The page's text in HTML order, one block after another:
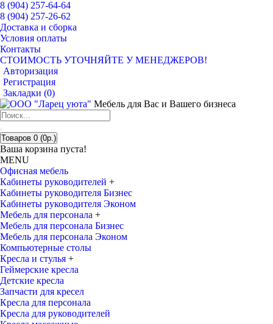
8 (904) 257-64-64
8 (904) 257-26-62
Доставка и сборка
Условия оплаты
Контакты
СТОИМОСТЬ УТОЧНЯЙТЕ У МЕНЕДЖЕРОВ!
Авторизация
Регистрация
Закладки (0)
Мебель для Вас и Вашего бизнеса
Товаров 0 (0р.)
Ваша корзина пуста!
MENU
Офисная мебель
Кабинеты руководителей +
Кабинеты руководителя Бизнес
Кабинеты руководителя Эконом
Мебель для персонала +
Мебель для персонала Бизнес
Мебель для персонала Эконом
Компьютерные столы
Кресла и стулья +
Геймерские кресла
Детские кресла
Запчасти для кресел
Кресла для персонала
Кресла для руководителей